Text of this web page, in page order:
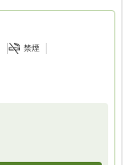
禁煙